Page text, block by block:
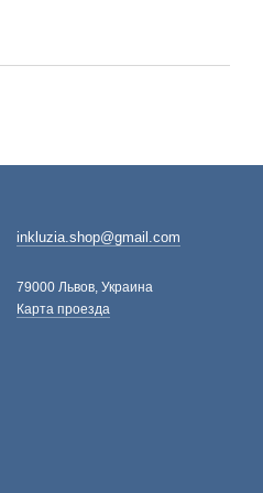
inkluzia.shop@gmail.com
79000 Львов, Украина
Карта проезда